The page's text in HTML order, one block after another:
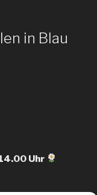
in Blau
Uhr